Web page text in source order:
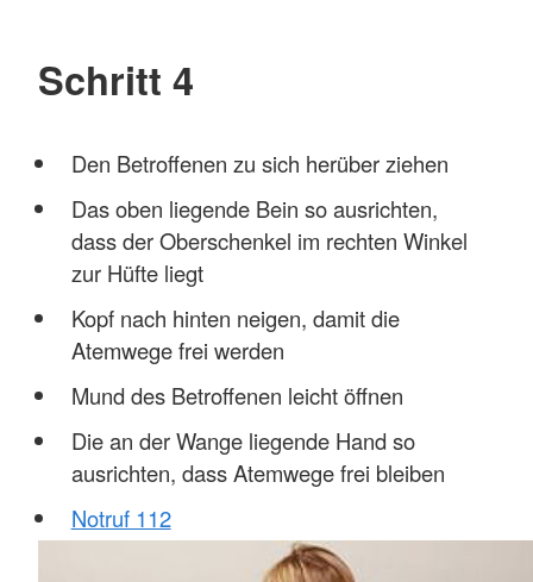
Schritt 4
Den Betroffenen zu sich herüber ziehen
Das oben liegende Bein so ausrichten,
dass der Oberschenkel im rechten Winkel
zur Hüfte liegt
Kopf nach hinten neigen, damit die
Atemwege frei werden
Mund des Betroffenen leicht öffnen
Die an der Wange liegende Hand so
ausrichten, dass Atemwege frei bleiben
Notruf 112